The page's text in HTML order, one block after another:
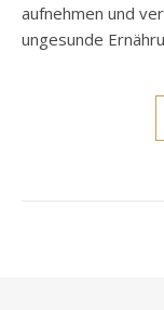
aufnehmen und
ungesunde